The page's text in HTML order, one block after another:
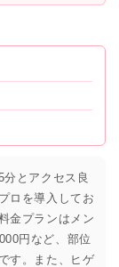
とアクセス良
ロを導入してお
金プランはメン
円など、部位
す。また、ヒゲ